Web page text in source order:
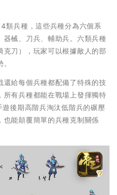
類兵種，這些兵種分為六個系
械、刀兵、輔助兵。六類兵種
刀），玩家可以根據敵人的部
給每個兵種都配備了特殊的技
有兵種都能在戰場上發揮獨特
後期高階兵淘汰低階兵的碾壓
也能顛覆簡單的兵種克制關係